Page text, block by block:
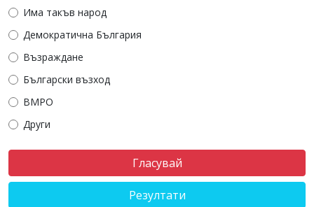
Има такъв народ
Демократична България
Възраждане
Български възход
ВМРО
Други
Резултати